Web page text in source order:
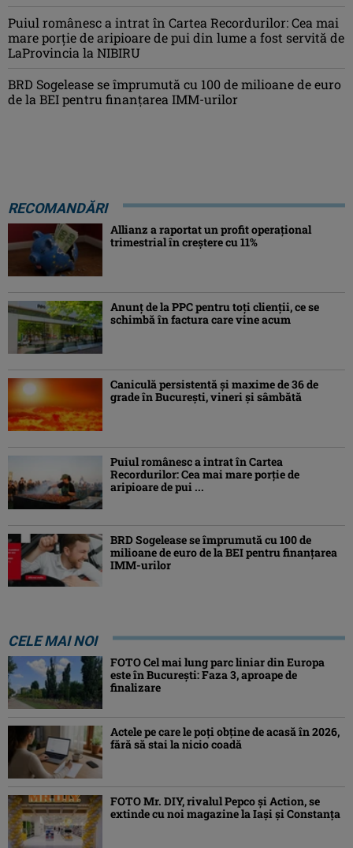
Puiul românesc a intrat în Cartea Recordurilor: Cea mai
mare porție de aripioare de pui din lume a fost servită de
LaProvincia la NIBIRU
BRD Sogelease se împrumută cu 100 de milioane de euro
de la BEI pentru finanțarea IMM-urilor
RECOMANDĂRI
Allianz a raportat un profit operaţional
trimestrial în creștere cu 11%
Anunț de la PPC pentru toți clienții, ce se
schimbă în factura care vine acum
Caniculă persistentă şi maxime de 36 de
grade în Bucureşti, vineri şi sâmbătă
Puiul românesc a intrat în Cartea
Recordurilor: Cea mai mare porție de
aripioare de pui ...
BRD Sogelease se împrumută cu 100 de
milioane de euro de la BEI pentru finanțarea
IMM-urilor
CELE MAI NOI
FOTO Cel mai lung parc liniar din Europa
este în București: Faza 3, aproape de
finalizare
Actele pe care le poți obține de acasă în 2026,
fără să stai la nicio coadă
FOTO Mr. DIY, rivalul Pepco și Action, se
extinde cu noi magazine la Iași și Constanța